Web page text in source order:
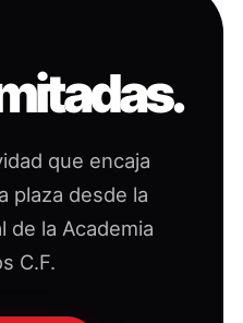
que encaja
plaza desde la
de la Academia
C.F.